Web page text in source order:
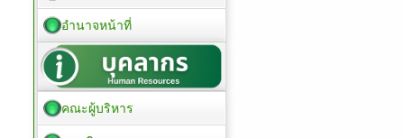
อำนาจหน้าที่
คณะผู้บริหาร